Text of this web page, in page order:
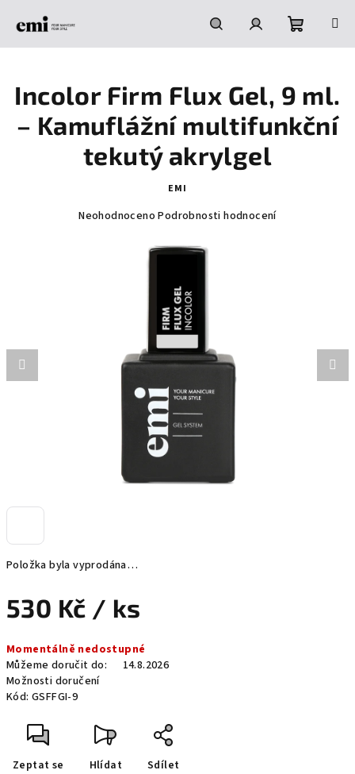
HledatPřihlášeníNákupní
košík
Položka byla vyprodána…
530 Kč / ks
cena:
Momentálně nedostupné
Můžeme doručit do:
14.8.2026
Možnosti doručení
Kód: GSFFGI-9
Zeptat se Hlídat Sdílet
Incolor Firm Flux Gel, 9 ml.
– Kamuflážní multifunkční
tekutý akrylgel
EMI
Průměrné
Neohodnoceno Podrobnosti hodnocení